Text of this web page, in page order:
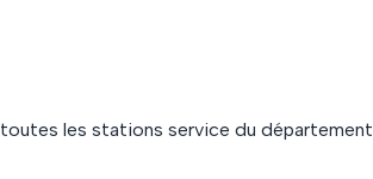
les stations service du département